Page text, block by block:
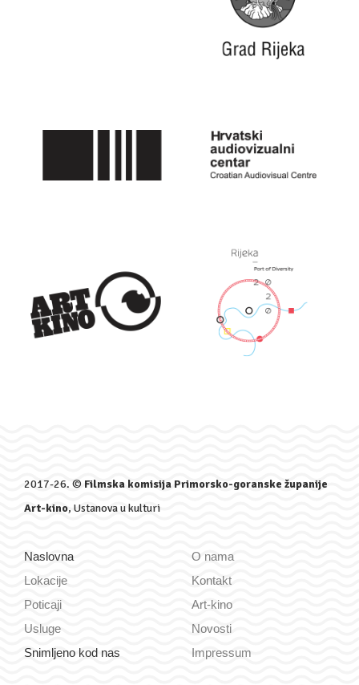
2017-26. © Filmska komisija Primorsko-goranske županije
Art-kino, Ustanova u kulturi
Naslovna
Lokacije
Poticaji
Usluge
Snimljeno kod nas
O nama
Kontakt
Art-kino
Novosti
Impressum